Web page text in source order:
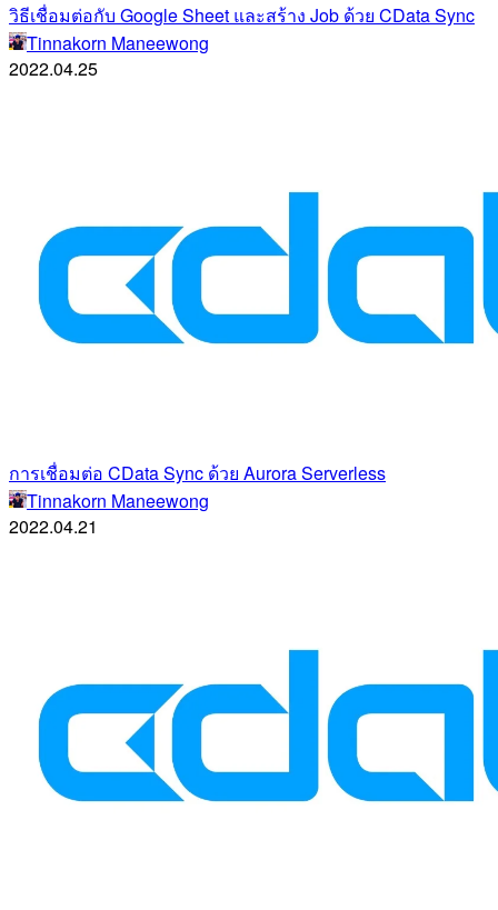
วิธีเชื่อมต่อกับ Google Sheet และสร้าง Job ด้วย CData Sync
Tinnakorn Maneewong
2022.04.25
การเชื่อมต่อ CData Sync ด้วย Aurora Serverless
Tinnakorn Maneewong
2022.04.21